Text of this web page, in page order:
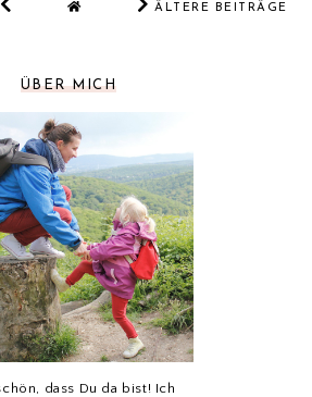
ÄLTERE BEITRÄGE
ÜBER MICH
dass Du da bist! Ich